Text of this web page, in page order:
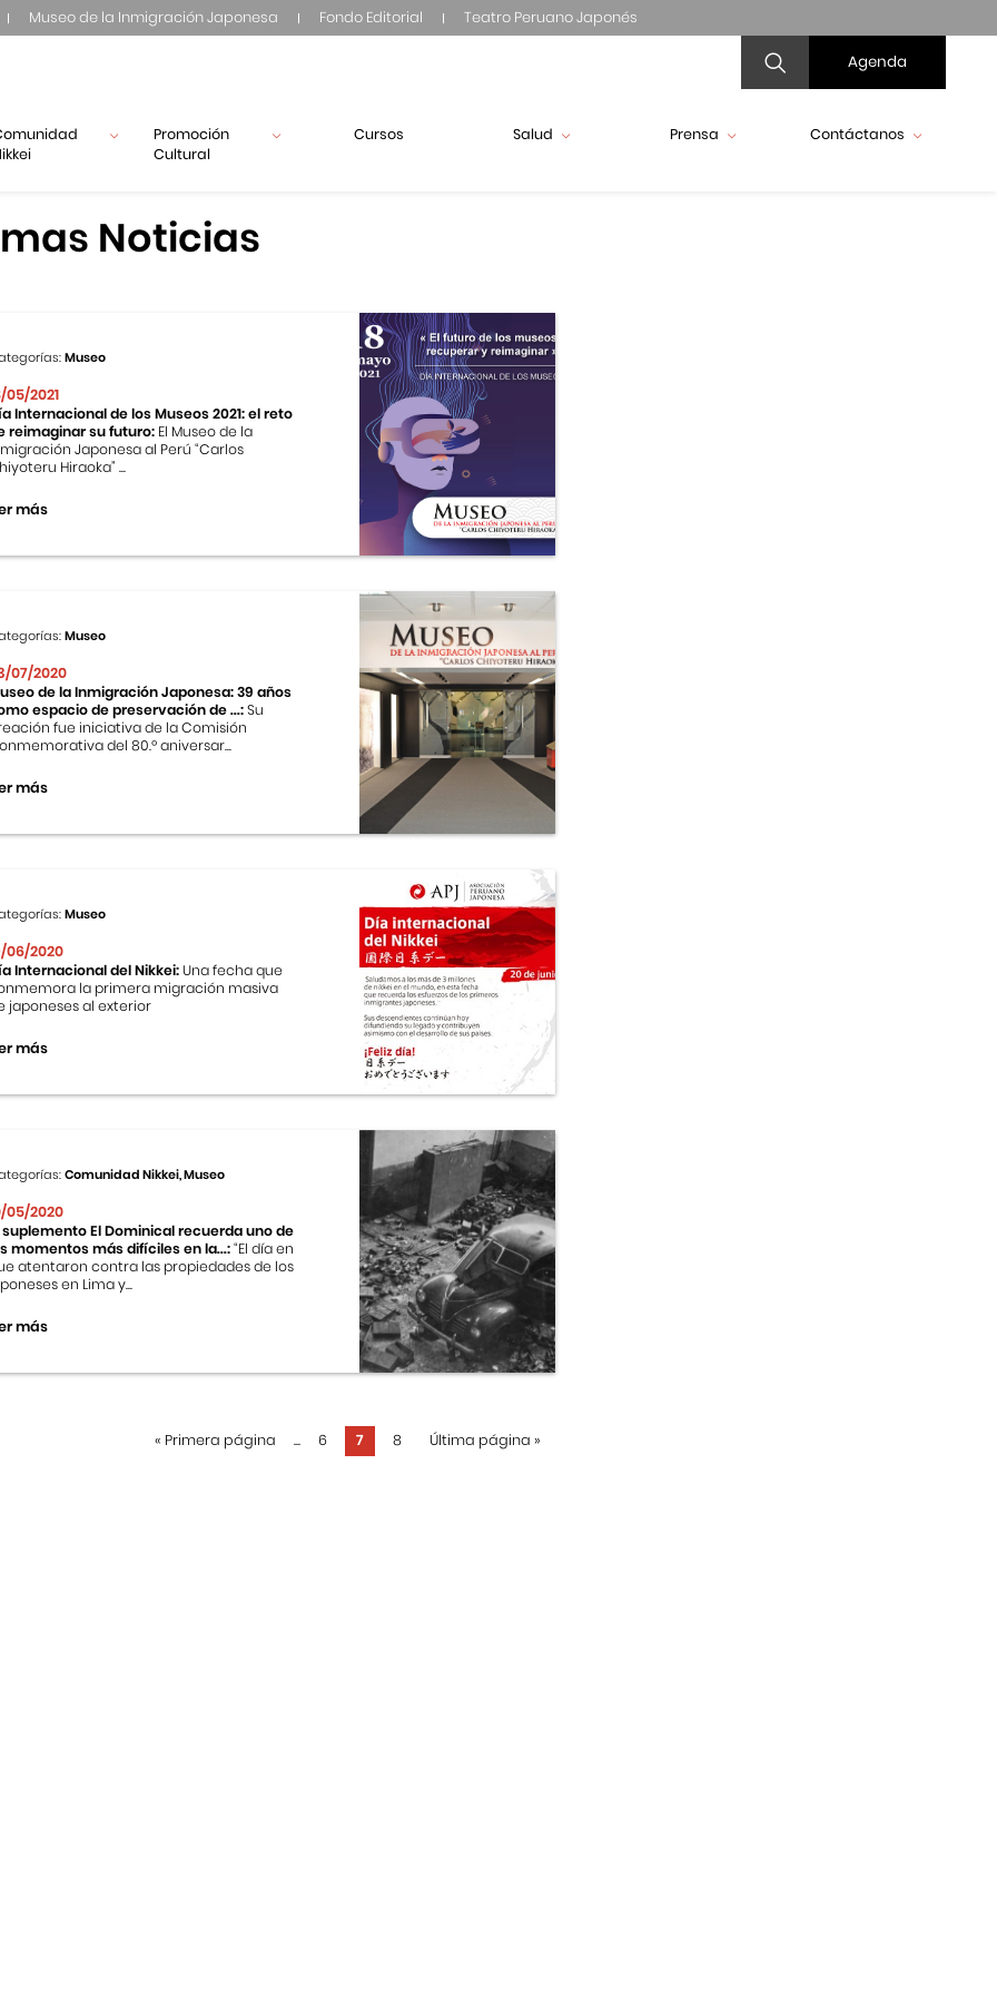
Museo de la Inmigración Japonesa Fondo Editorial Teatro Peruano Japonés
Agenda
Promoción
Cultural
Cursos Salud Prensa Contáctanos
Noticias
Museo
05/2021
Internacional de los Museos 2021: el reto
reimaginar su futuro: El Museo de la
Japonesa al Perú “Carlos
Hiraoka” ...
más
Museo
07/2020
de la Inmigración Japonesa: 39 años
espacio de preservación de ...:Su
fue iniciativa de la Comisión
del 80.º aniversar...
más
Museo
06/2020
Internacional del Nikkei:Una fecha que
la primera migración masiva
japoneses al exterior
más
Comunidad Nikkei, Museo
05/2020
suplemento El Dominical recuerda uno de
momentos más difíciles en la...:“El día en
atentaron contra las propiedades de los
en Lima y...
más
« Primera página ... 6 7 8 Última página »